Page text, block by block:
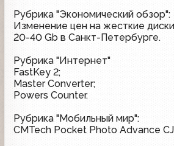
Рубрика "Экономический обзор":
Изменение цен на жесткие
20-40 Gb в Санкт-Петербурге.
Рубрика "Интернет"
FastKey 2;
Master Converter;
Powers Counter.
Рубрика "Мобильный мир":
CMTech Pocket Photo Advance